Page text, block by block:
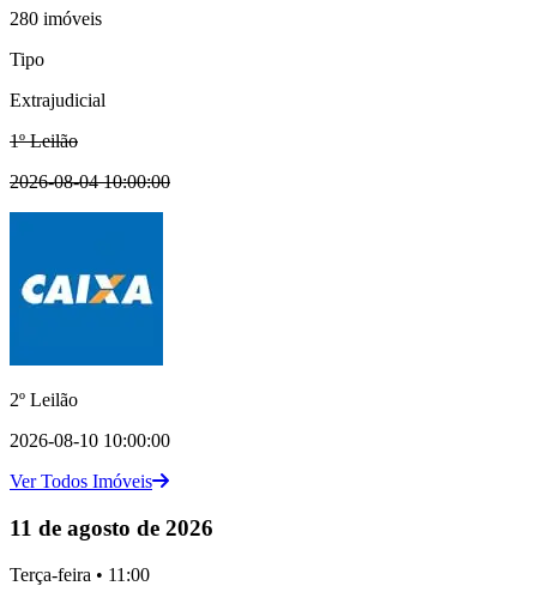
280 imóveis
Tipo
Extrajudicial
1º Leilão
2026-08-04 10:00:00
2º Leilão
2026-08-10 10:00:00
Ver Todos Imóveis
11 de agosto de 2026
Terça-feira • 11:00